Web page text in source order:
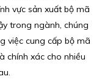
vực sản xuất bộ mã
trong ngành, chúng
việc cung cấp bộ mã
chính xác cho nhiều